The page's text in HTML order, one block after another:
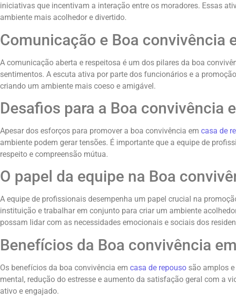
iniciativas que incentivam a interação entre os moradores. Essas
ambiente mais acolhedor e divertido.
Comunicação e Boa convivência
A comunicação aberta e respeitosa é um dos pilares da boa
sentimentos. A escuta ativa por parte dos funcionários e a
criando um ambiente mais coeso e amigável.
Desafios para a Boa convivência
Apesar dos esforços para promover a boa convivência em casa de
ambiente podem gerar tensões. É importante que a equipe de
respeito e compreensão mútua.
O papel da equipe na Boa
A equipe de profissionais desempenha um papel crucial na
instituição e trabalhar em conjunto para criar um ambiente
possam lidar com as necessidades emocionais e sociais dos
Benefícios da Boa convivência
Os benefícios da boa convivência em casa de repouso são amplos
mental, redução do estresse e aumento da satisfação geral com a
ativo e engajado.